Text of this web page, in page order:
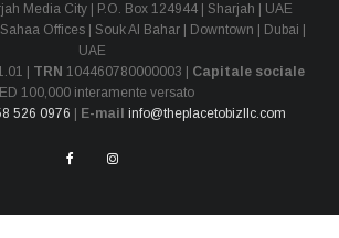
Media City | P.O. Box 124944 | Sharjah | UAE
Offices | Souk Al Bahar | Downtown | Dubai |
UAE
| TRN 104460780000003 |
Capitale sociale
100,000 interamente versato
526 0976 E-mail info@theplacetobizllc.com